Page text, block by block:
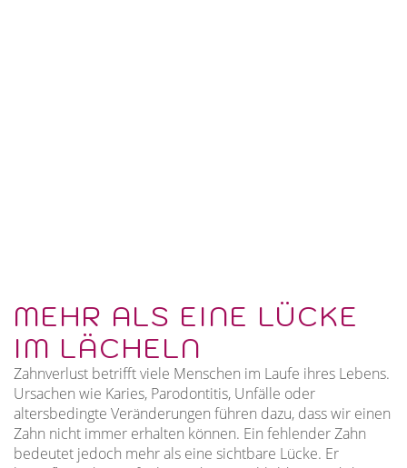
MEHR ALS EINE LÜCKE
IM LÄCHELN
Zahnverlust betrifft viele Menschen im Laufe ihres Lebens.
Ursachen wie Karies, Parodontitis, Unfälle oder
altersbedingte Veränderungen führen dazu, dass wir einen
Zahn nicht immer erhalten können. Ein fehlender Zahn
bedeutet jedoch mehr als eine sichtbare Lücke. Er